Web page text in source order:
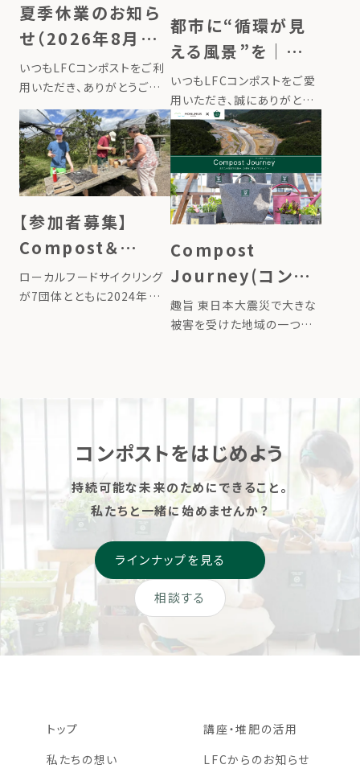
夏季休業のお知ら
せ（2026年8月13
日〜16日）
いつもLFCコンポストをご利
用いただき、ありがとうござ
います。 誠に勝手ながら、弊
社では下記期間を夏季休業
とさせていただきます。 ■夏
季休業期間2026年8月13日
（木）〜2026年8月16日（日）
都市に“循環が見
える風景”を｜新
商品『LFC菜園サイ
ン』を発売しました
いつもLFCコンポストをご愛
用いただき、誠にありがとう
ございます。 このたびローカ
ルフードサイクリングは、レイ
ズドベッドやプランターに挿
して使う新商品『LFC菜園サ
イン』を発売しました。畑に立
てるだけで、その場所で育ま
【参加者募集】
Compost＆
Garden クルーの
ためのトレーニン
ローカルフードサイクリング
が7団体とともに2024年に
Compost
Journey(コンポ
ストジャーニー)〜
あなたの堆肥で東
趣旨 東日本大震災で大きな
被害を受けた地域の一つが
として中学校跡地がファーム
MORIUMIUSとローカルフー
ドサイクリング […]
コンポストをはじめよう
持続可能な未来のためにできること。
私たちと一緒に始めませんか？
相談する
ラインナップを見る
トップ
私たちの想い
講座・堆肥の活用
LFCからのお知らせ